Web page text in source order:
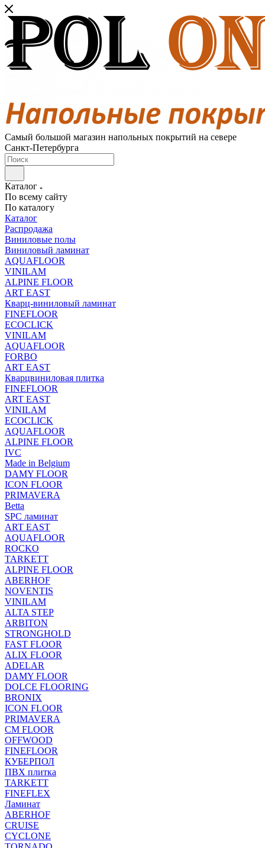
Самый большой магазин напольных покрытий на севере
Санкт-Петербурга
Каталог
По всему сайту
По каталогу
Каталог
Распродажа
Виниловые полы
Виниловый ламинат
AQUAFLOOR
VINILAM
ALPINE FLOOR
ART EAST
Кварц-виниловый ламинат
FINEFLOOR
ECOCLICK
VINILAM
AQUAFLOOR
FORBO
ART EAST
Кварцвиниловая плитка
FINEFLOOR
ART EAST
VINILAM
ECOCLICK
AQUAFLOOR
ALPINE FLOOR
IVC
Made in Belgium
DAMY FLOOR
ICON FLOOR
PRIMAVERA
Betta
SPC ламинат
ART EAST
AQUAFLOOR
ROCKO
TARKETT
ALPINE FLOOR
ABERHOF
NOVENTIS
VINILAM
ALTA STEP
ARBITON
STRONGHOLD
FAST FLOOR
ALIX FLOOR
ADELAR
DAMY FLOOR
DOLCE FLOORING
BRONIX
ICON FLOOR
PRIMAVERA
CM FLOOR
OFFWOOD
FINEFLOOR
КУБЕРПОЛ
ПВХ плитка
TARKETT
FINEFLEX
Ламинат
ABERHOF
CRUISE
CYCLONE